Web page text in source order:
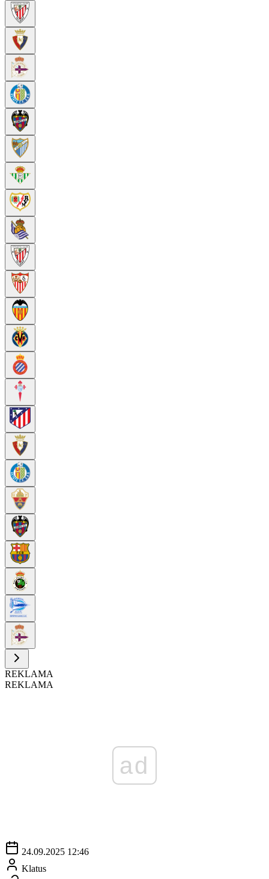
REKLAMA
REKLAMA
ad
24.09.2025 12:46
Klatus